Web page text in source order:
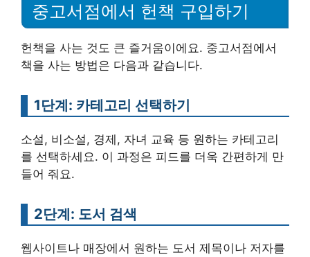
중고서점에서 헌책 구입하기
헌책을 사는 것도 큰 즐거움이에요. 중고서점에서
책을 사는 방법은 다음과 같습니다.
1단계: 카테고리 선택하기
소설, 비소설, 경제, 자녀 교육 등 원하는 카테고리
를 선택하세요. 이 과정은 피드를 더욱 간편하게 만
들어 줘요.
2단계: 도서 검색
웹사이트나 매장에서 원하는 도서 제목이나 저자를